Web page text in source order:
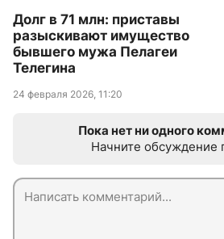
Долг в 71 млн: приставы
разыскивают имущество
бывшего мужа Пелагеи
Телегина
24 февраля 2026, 11:20
Пока нет ни одного
Начните обсуждение